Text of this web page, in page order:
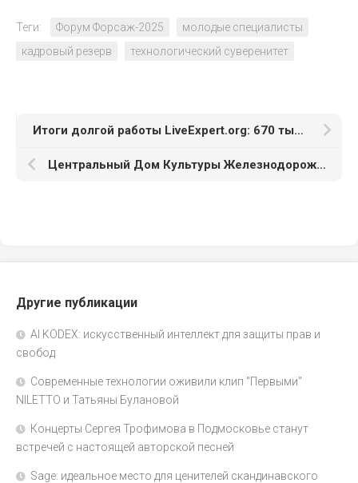
Теги: Форум Форсаж-2025
молодые специалисты
кадровый резерв
технологический суверенитет
Итоги долгой работы LiveExpert.org: 670 тысяч отзывов
Центральный Дом Культуры Железнодорожников открыл двери для премьеры "Сладкой Жизни"
Другие публикации
AI KODEX: искусственный интеллект для защиты прав и
свобод
Современные технологии оживили клип "Первыми"
NILETTO и Татьяны Булановой
Концерты Сергея Трофимова в Подмосковье станут
встречей с настоящей авторской песней
Sage: идеальное место для ценителей скандинавского